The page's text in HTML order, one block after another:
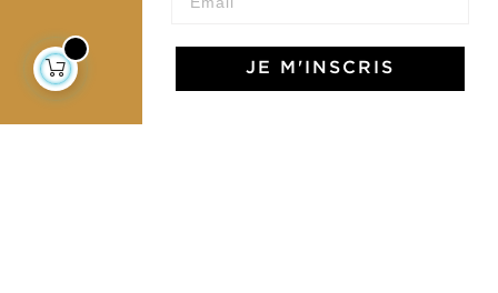
L'Art de Vivre Jamini
JE M'INSCRIS